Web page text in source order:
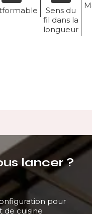
Sens du
fil dans la
longueur
lancer ?
pour
de cuisine